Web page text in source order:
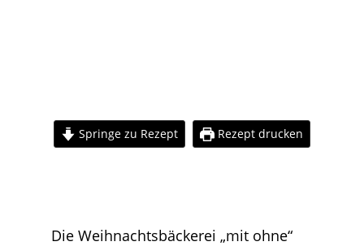
Springe zu Rezept Rezept drucken
Die Weihnachtsbäckerei „mit ohne“